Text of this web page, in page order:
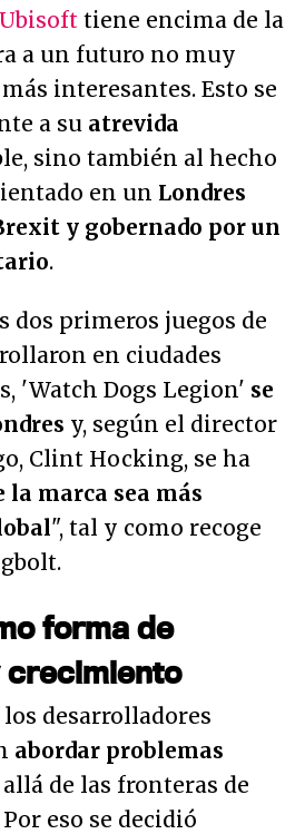
Ubisoft tiene encima de la
a un futuro no muy
interesantes. Esto se
a su atrevida
sino también al hecho
en un Londres
y gobernado por un
.
dos primeros juegos de
en ciudades
'Watch Dogs Legion' se
y, según el director
Clint Hocking, se ha
la marca sea más
", tal y como recoge
forma de
crecimiento
desarrolladores
abordar problemas
allá de las fronteras de
eso se decidió